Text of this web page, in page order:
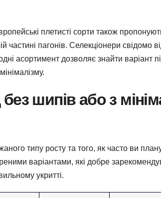
плетисті сорти також
частині пагонів. Селекціонери свідомо
асортимент дозволяє знайти варіант
шипів або з
типу росту та того, як часто ви
варіантами, які добре
укритті.